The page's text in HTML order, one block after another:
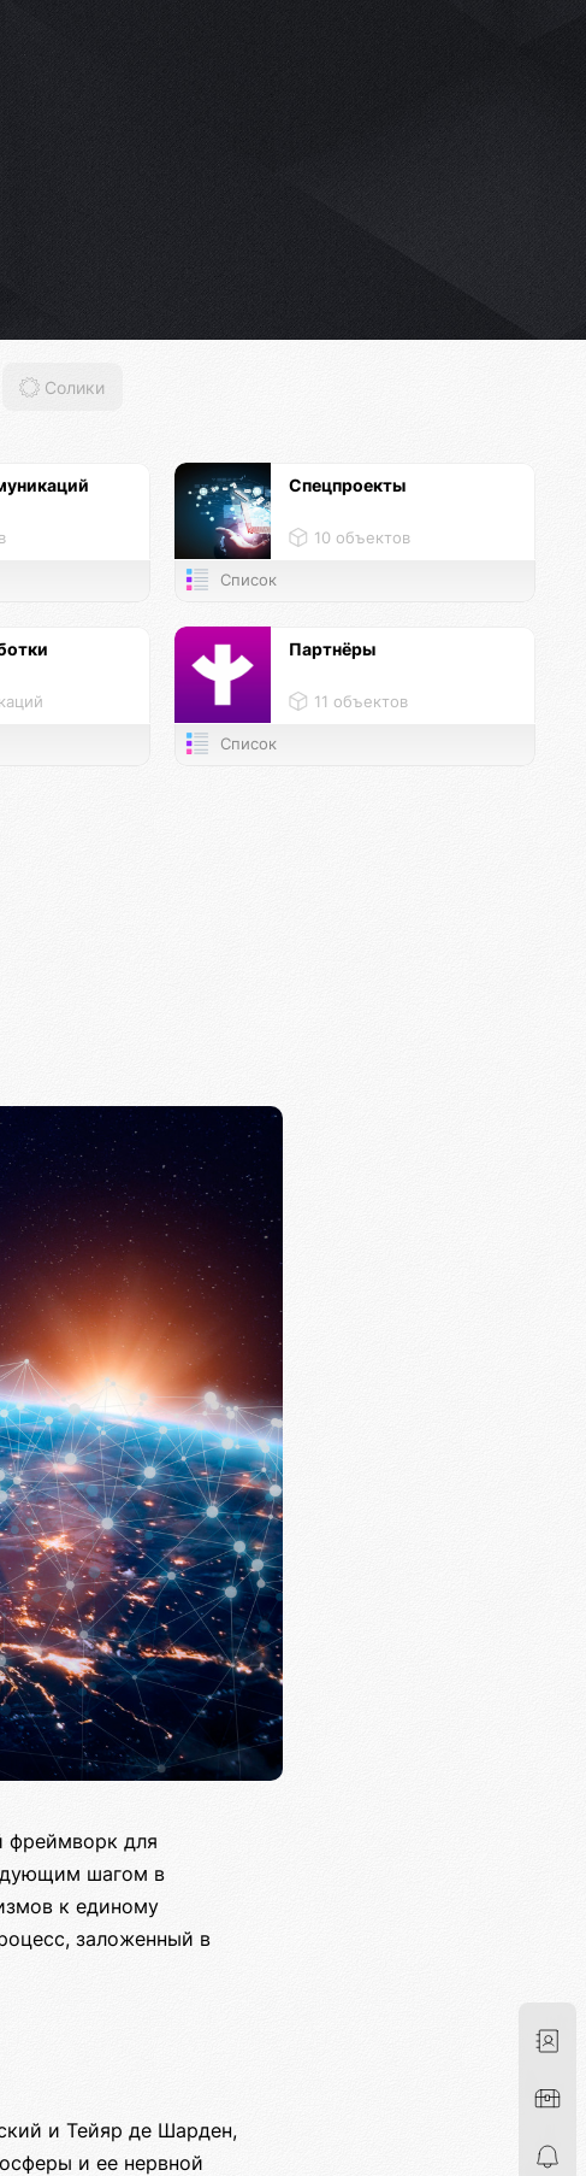
Солики
Спецпроекты
10 объектов
Список
Партнёры
11 объектов
Список
фреймворк для
шагом в
к единому
заложенный в
и Тейяр де Шарден,
и ее нервной